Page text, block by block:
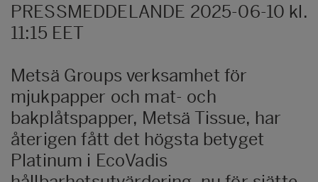
PRESSMEDDELANDE 2025-06-10 kl.
11:15 EET
Metsä Groups verksamhet för
mjukpapper och mat- och
bakplåtspapper, Metsä Tissue, har
återigen fått det högsta betyget
Platinum i EcoVadis